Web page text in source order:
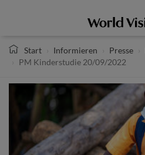
Start
Informieren Presse
PM Kinderstudie 20/09/2022